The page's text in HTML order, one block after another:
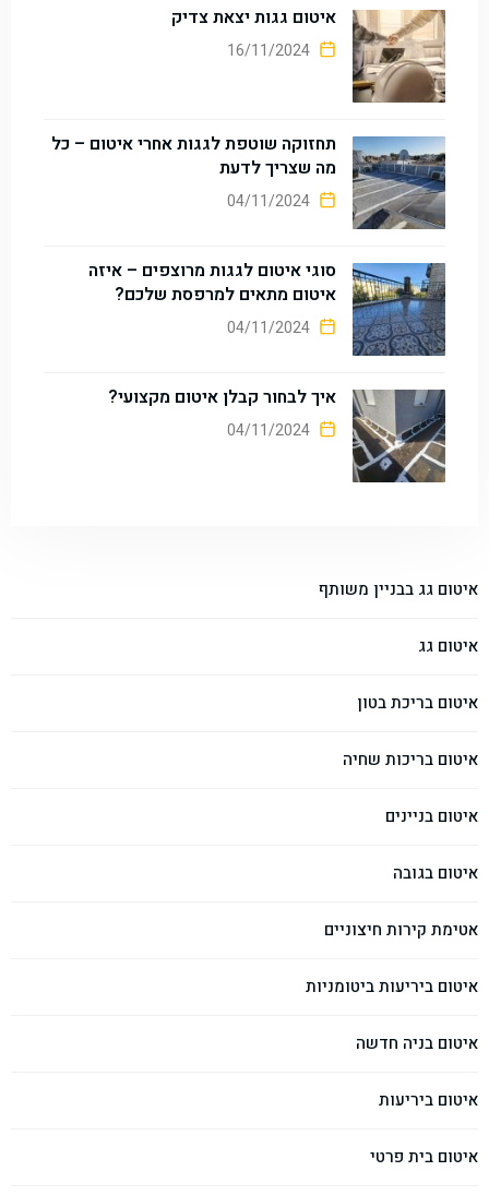
איטום גגות יצאת צדיק
תחזוקה שוטפת לגגות אחרי איטום – כל
מה שצריך לדעת
סוגי איטום לגגות מרוצפים – איזה
איטום מתאים למרפסת שלכם?
איך לבחור קבלן איטום מקצועי?
איטום גג בבניין משותף
איטום גג
איטום בריכת בטון
איטום בריכות שחיה
איטום בניינים
איטום בגובה
אטימת קירות חיצוניים
איטום ביריעות ביטומניות
איטום בניה חדשה
איטום ביריעות
איטום בית פרטי